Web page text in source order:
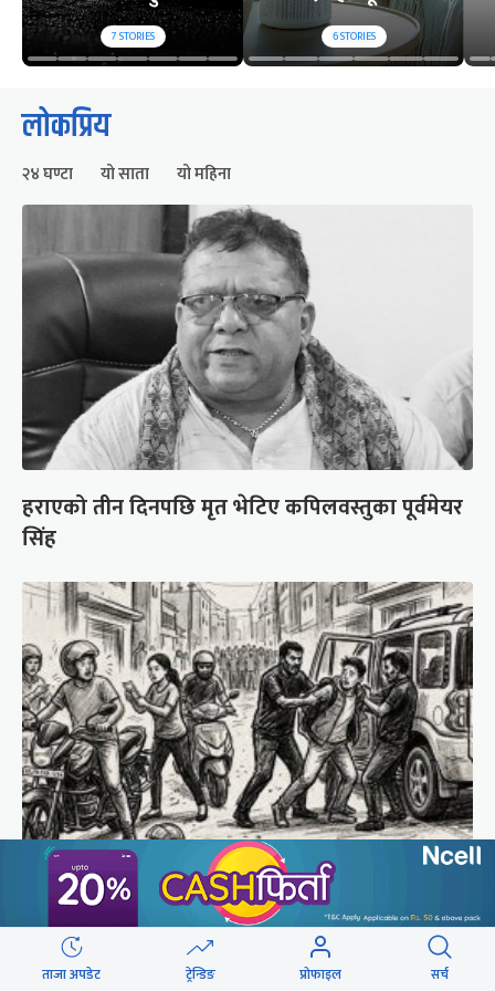
7STORIES 6STORIES
लोकप्रिय
२४ घण्टा यो साता यो महिना
हराएको तीन दिनपछि मृत भेटिए कपिलवस्तुका पूर्वमेयर
सिंह
टीकाथलीबाट युवक अपहरण : प्रहरी हौं भन्दै लगेर गए,
२० घण्टा बित्दा छैन अत्तोपत्तो
ताजा अपडेट ट्रेन्डिङ प्रोफाइल सर्च